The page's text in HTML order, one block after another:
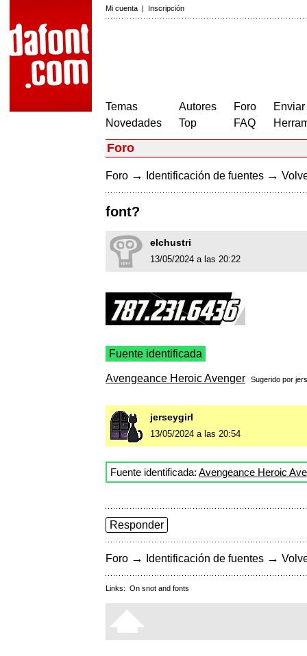
Mi cuenta | Inscripción
Temas
Novedades
Autores
Top
Foro
FAQ
Foro
Foro → Identificación de fuentes →
font?
elchustri
13/05/2024 a las 20:22
Fuente identificada
Avengeance Heroic Avenger Sugerido por
jerseygirl
13/05/2024 a las 20:54
Fuente identificada: Avengeance Heroic
Responder
Foro → Identificación de fuentes →
Links: On snot and fonts